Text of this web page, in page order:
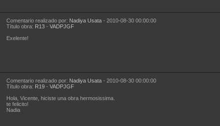
Comentario realizado por: Nadiya Usata- 2010-08-30 00:00:00
Título obra: R13- VADPJGF
Exelente!
Comentario realizado por: Nadiya Usata- 2010-08-30 00:00:00
Título obra: R19- VADPJGF
Hola, Vicente, hiciste una obra hermosissima.
te felicito!
Nadia